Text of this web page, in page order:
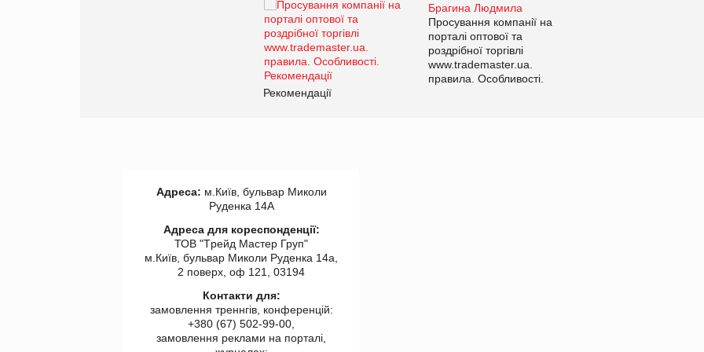
Брагина Людмила
Просування компанії на
порталі оптової та
роздрібної торгівлі
www.trademaster.ua.
правила. Особливості.
Рекомендації
Адреса: м.Київ, бульвар Миколи
Руденка 14А
Адреса для кореспонденції:
ТОВ "Tрейд Мастер Груп"
м.Київ, бульвар Миколи Руденка 14а,
2 поверх, оф 121, 03194
Контакти для:
замовлення треннгів, конференцій:
+380 (67) 502-99-00,
замовлення реклами на порталі,